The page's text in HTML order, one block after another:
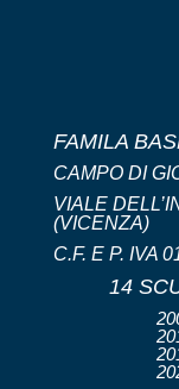
FAMILA
CAMPO DI
VIALE
(VICENZA)
C.F. E P. IVA
14